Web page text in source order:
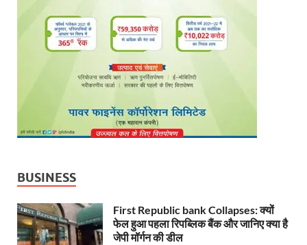
BUSINESS
First Republic bank Collapses: क्यों
फेल हुआ पहला रिपब्लिक बैंक और जानिए क्या है
जेपी मॉर्गन की डील